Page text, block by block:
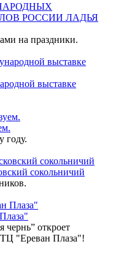
РОССИИ ЛАДЬЯ
на праздники.
выставке
году.
сокольничий
чернь” откроет
"Ереван Плаза"!